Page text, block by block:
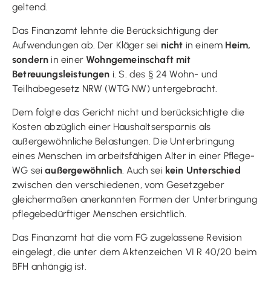
geltend.
Das Finanzamt lehnte die Berücksichtigung der
Aufwendungen ab. Der Kläger sei nicht in einem Heim,
sondern in einerWohngemeinschaft mit
Betreuungsleistungen i. S. des § 24 Wohn- und
Teilhabegesetz NRW (WTG NW) untergebracht.
Dem folgte das Gericht nicht und berücksichtigte die
Kosten abzüglich einer Haushaltsersparnis als
außergewöhnliche Belastungen. Die Unterbringung
eines Menschen im arbeitsfähigen Alter in einer Pflege-
WG seiaußergewöhnlich. Auch sei kein Unterschied
zwischen den verschiedenen, vom Gesetzgeber
gleichermaßen anerkannten Formen der Unterbringung
pflegebedürftiger Menschen ersichtlich.
Das Finanzamt hat die vom FG zugelassene Revision
eingelegt, die unter dem Aktenzeichen VI R 40/20 beim
BFH anhängig ist.